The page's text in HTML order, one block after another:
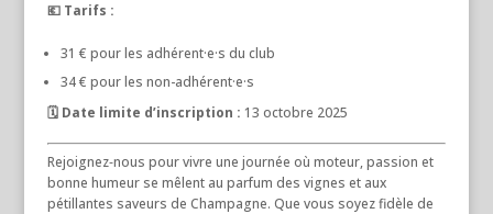
💶 Tarifs :
31 € pour les adhérent·e·s du club
34 € pour les non-adhérent·e·s
🗓 Date limite d’inscription : 13 octobre 2025
Rejoignez‐nous pour vivre une journée où moteur, passion et
bonne humeur se mêlent au parfum des vignes et aux
pétillantes saveurs de Champagne. Que vous soyez fidèle de